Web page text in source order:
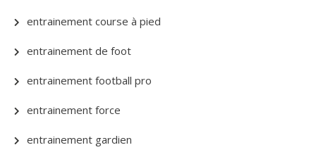
entrainement course à pied
entrainement de foot
entrainement football pro
entrainement force
entrainement gardien